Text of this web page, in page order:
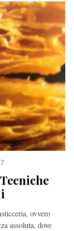
ovvero
assoluta, dove